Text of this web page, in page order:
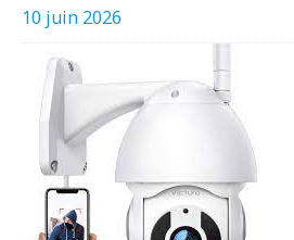
10 juin 2026